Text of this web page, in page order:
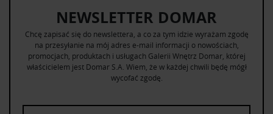
NEWSLETTER DOMAR
Chcę zapisać się do newslettera, a co za tym idzie wyrażam zgodę
na przesyłanie na mój adres e-mail informacji o nowościach,
promocjach, produktach i usługach Galerii Wnętrz Domar, której
właścicielem jest Domar S.A. Wiem, że w każdej chwili będę mógł
wycofać zgodę.